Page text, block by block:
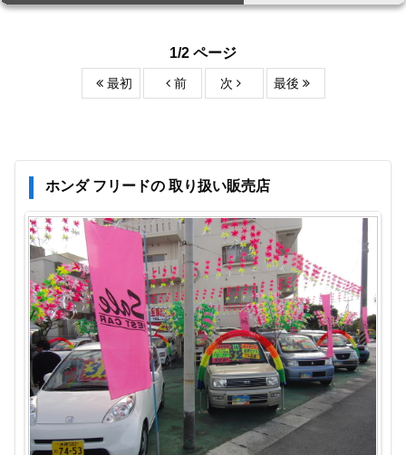
1/2 ページ
最初 前 次 最後
ホンダ フリードの 取り扱い販売店